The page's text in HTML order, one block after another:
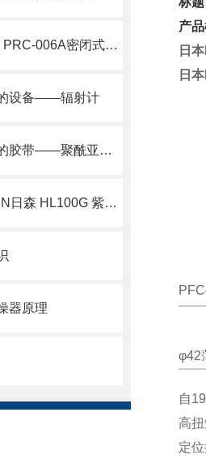
日本爱发科ULVAC PRC-006A密闭式电机罗茨泵技术介绍
设备——辐射计
一种高热分解温度的胶带——聚酰亚胺胶带
【小王子介绍】SEN日森 HL100G 紫外线固化灯 简介
器原理
产
日
日
φ42
自
高
定